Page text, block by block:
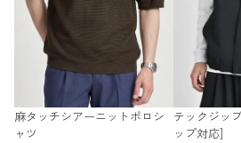
麻タッチシアーニットポロシ
ャツ
テックジッ
ップ対応]